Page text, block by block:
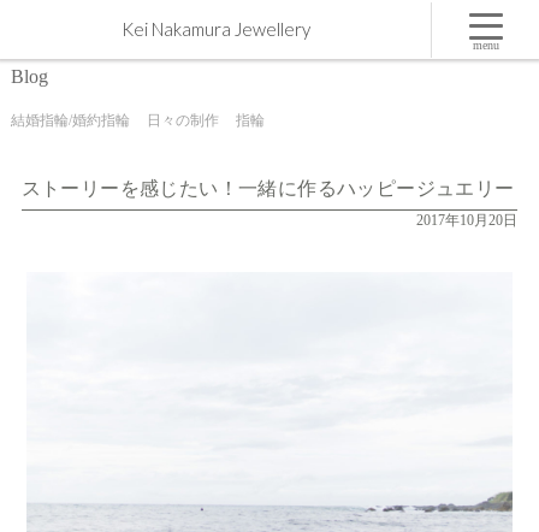
ストーリーを感じたい！一緒に作るハッピージュエリー | 屋久島,ジュエリー,オーダーメイドのマ
リッジリング（結婚・婚約指輪）制作 | Kei Nakamura Jewellery Blog
Kei Nakamura Jewellery
Blog
結婚指輪/婚約指輪 日々の制作 指輪
ストーリーを感じたい！一緒に作るハッピージュエリー
2017年10月20日
menu